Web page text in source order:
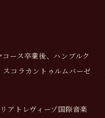
ース卒業後、ハンブルク
コラカントゥルムバーゼ
アトレヴィーゾ国際音楽